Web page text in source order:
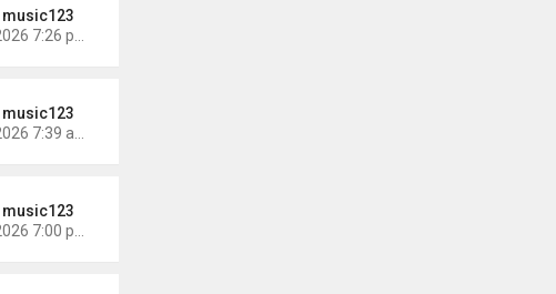
music123
music123
music123